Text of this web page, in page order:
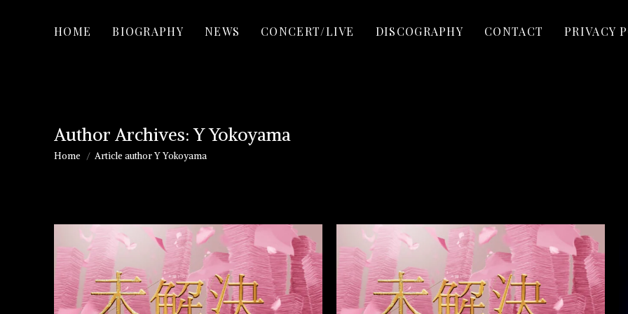
HOME BIOGRAPHY NEWS CONCERT/LIVE DISCOGRAPHY CONTACT PRIVACY
Author Archives:Y Yokoyama
You are here:
Home Article author Y Yokoyama